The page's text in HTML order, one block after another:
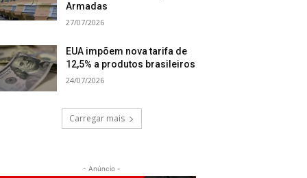
Armadas
27/07/2026
EUA impõem nova tarifa de
12,5% a produtos brasileiros
24/07/2026
Carregar mais
- Anúncio -